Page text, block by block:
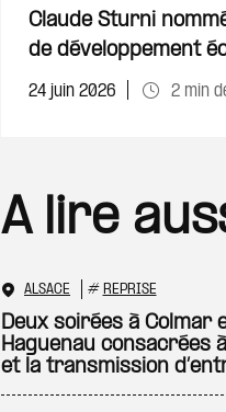
Claude Sturni
de développement
24 juin 2026 2 min
A lire
ALSACE # REPRISE
Deux soirées à Colmar
Haguenau consacrées
et la transmission